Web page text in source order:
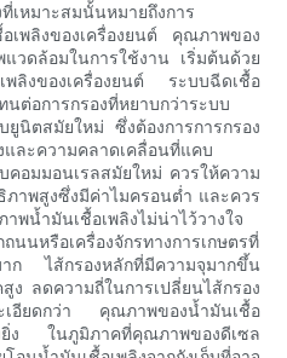
เหมาะสมนั้นหมายถึงการ
เพลิงของเครื่องยนต์ คุณภาพของ
วดล้อมในการใช้งาน เริ่มต้นด้วย
พลิงของเครื่องยนต์ ระบบฉีดเชื้อ
นต่อการกรองที่หยาบกว่าระบบ
นิตสมัยใหม่ ซึ่งต้องการการกรอง
และความคลาดเคลื่อนที่แคบ
อมมอนเรลสมัยใหม่ ควรให้ความ
าพสูงซึ่งมีค่าไมครอนต่ำ และควร
น้ำมันเชื้อเพลิงไม่น่าไว้วางใจ
นหรือเครื่องจักรทางการเกษตรที่
ก ไส้กรองหลักที่มีความจุมากขึ้น
ลดความถี่ในการเปลี่ยนไส้กรอง
เอียดกว่า คุณภาพของน้ำมันเชื้อ
ยิ่ง ในภูมิภาคที่คุณภาพของดีเซล